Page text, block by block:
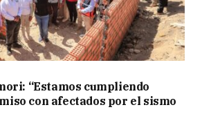
“Estamos cumpliendo
con afectados por el sismo